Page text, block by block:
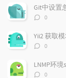
数：
Git中设置
评
数：
0
Yii2 获取
评
数：
0
LNMP环
评
0